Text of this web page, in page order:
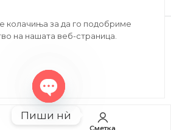
DISKONT. Изработено од
ДООЕЛ
СТРУМИЦА | ДПТУ
MK4027005146330 | ЕМБС: 6030530 |
Сметка
колачиња за да го подобриме
на нашата веб-страница.
Пиши нѝ
chaty